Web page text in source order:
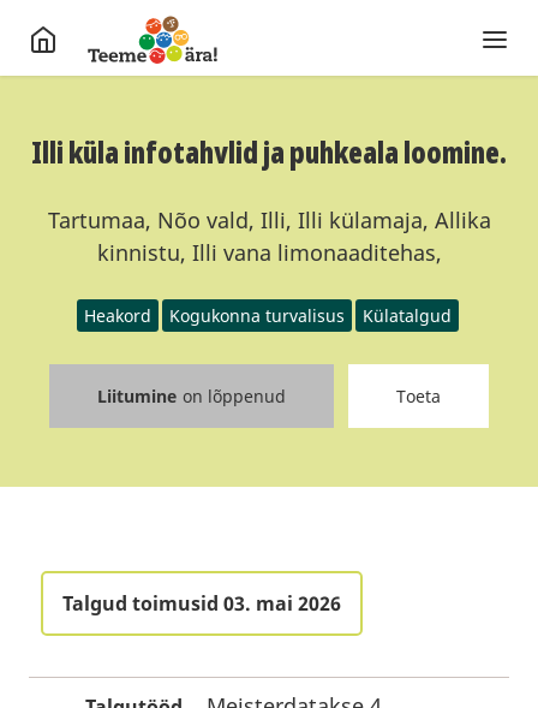
Illi küla infotahvlid ja puhkeala loomine.
Tartumaa, Nõo vald, Illi, Illi külamaja, Allika
kinnistu, Illi vana limonaaditehas,
Heakord Kogukonna turvalisus Külatalgud
Liitumine on lõppenud Toeta
Talgud toimusid 03. mai 2026